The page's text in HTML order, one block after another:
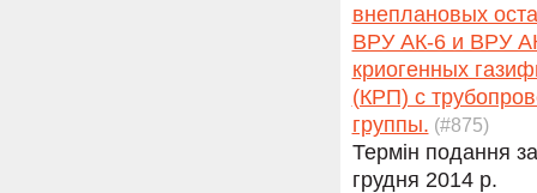
внеплановых
ВРУ АК-6 и ВРУ
криогенных
(КРП) с
группы. (#875)
Термін подання
грудня 2014 р.